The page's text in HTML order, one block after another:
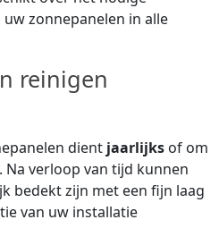
zonnepanelen in alle
reinigen
dient jaarlijks of om
verloop van tijd kunnen
bedekt zijn met een fijn laag
van uw installatie